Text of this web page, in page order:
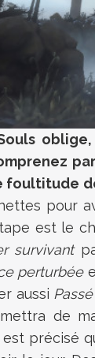
foultitude
pour
est le
survivant
perturbée
aussi
de
précisé